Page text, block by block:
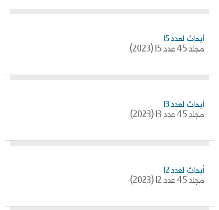
أبحاث العدد 15
مجلد 45 عدد 15 (2023)
أبحاث العدد 13
مجلد 45 عدد 13 (2023)
أبحاث العدد 12
مجلد 45 عدد 12 (2023)